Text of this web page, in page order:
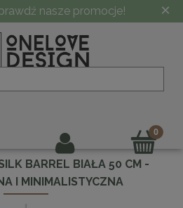
nasze promocje! ×
BARREL BIAŁA 50 CM -
I MINIMALISTYCZNA